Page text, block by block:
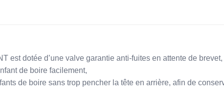
est dotée d’une valve garantie anti-fuites en attente de brevet,
de boire facilement,
de boire sans trop pencher la tête en arrière, afin de